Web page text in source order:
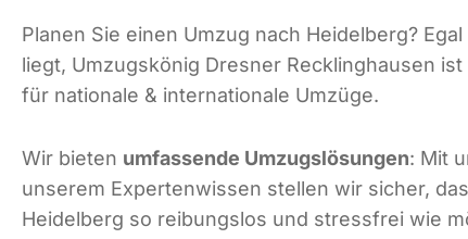
Planen Sie einen Umzug nach Heidelberg?
liegt, Umzugskönig Dresner Recklinghausen ist
für nationale & internationale Umzüge.
Wir bieten umfassende Umzugslösungen: Mit
unserem Expertenwissen stellen wir sicher,
Heidelberg so reibungslos und stressfrei wie